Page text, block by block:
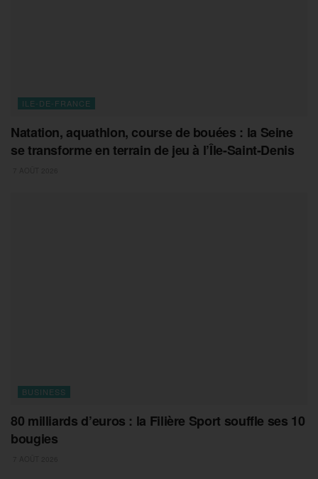
ILE-DE-FRANCE
Natation, aquathlon, course de bouées : la Seine
se transforme en terrain de jeu à l’Île-Saint-Denis
BUSINESS
80 milliards d’euros : la Filière Sport souffle ses 10
bougies